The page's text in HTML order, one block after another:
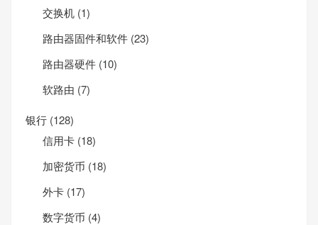
交换机 (1)
路由器固件和软件 (23)
路由器硬件 (10)
软路由 (7)
银行 (128)
信用卡 (18)
加密货币 (18)
外卡 (17)
数字货币 (4)